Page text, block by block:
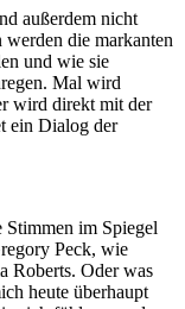
außerdem nicht
werden die markanten
und wie sie
Mal wird
wird direkt mit der
ein Dialog der
Stimmen im Spiegel
Peck, wie
Roberts. Oder was
heute überhaupt